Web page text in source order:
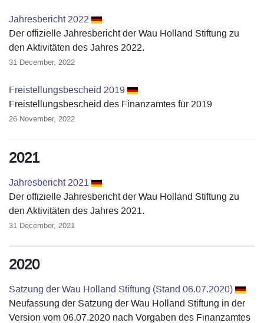
Jahresbericht 2022
Der offizielle Jahresbericht der Wau Holland Stiftung zu
den Aktivitäten des Jahres 2022.
31 December, 2022
Freistellungsbescheid 2019
Freistellungsbescheid des Finanzamtes für 2019
26 November, 2022
2021
Jahresbericht 2021
Der offizielle Jahresbericht der Wau Holland Stiftung zu
den Aktivitäten des Jahres 2021.
31 December, 2021
2020
Satzung der Wau Holland Stiftung (Stand 06.07.2020)
Neufassung der Satzung der Wau Holland Stiftung in der
Version vom 06.07.2020 nach Vorgaben des Finanzamtes